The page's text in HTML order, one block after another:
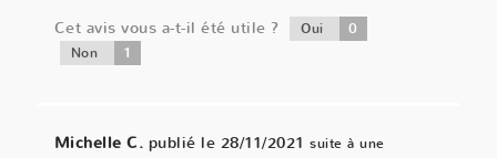
Cet avis vous a-t-il été utile ?
Oui 0
Non 1
Michelle C. publié le 28/11/2021 suite à une